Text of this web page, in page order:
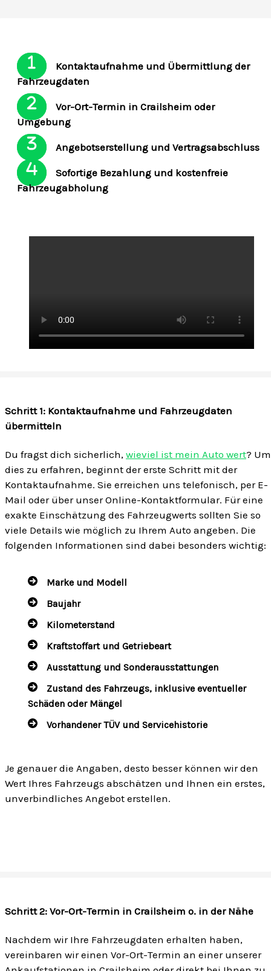
Kontaktaufnahme und Übermittlung der
Fahrzeugdaten
Vor-Ort-Termin in Crailsheim oder
Umgebung
Angebotserstellung und Vertragsabschluss
Sofortige Bezahlung und kostenfreie
Fahrzeugabholung
Schritt 1: Kontaktaufnahme und Fahrzeugdaten
übermitteln
Du fragst dich sicherlich, wieviel ist mein Auto wert? Um
dies zu erfahren, beginnt der erste Schritt mit der
Kontaktaufnahme. Sie erreichen uns telefonisch, per E-
Mail oder über unser Online-Kontaktformular. Für eine
exakte Einschätzung des Fahrzeugwerts sollten Sie so
viele Details wie möglich zu Ihrem Auto angeben. Die
folgenden Informationen sind dabei besonders wichtig:
Marke und Modell
Baujahr
Kilometerstand
Kraftstoffart und Getriebeart
Ausstattung und Sonderausstattungen
Zustand des Fahrzeugs, inklusive eventueller
Schäden oder Mängel
Vorhandener TÜV und Servicehistorie
Je genauer die Angaben, desto besser können wir den
Wert Ihres Fahrzeugs abschätzen und Ihnen ein erstes,
unverbindliches Angebot erstellen.
Schritt 2: Vor-Ort-Termin in Crailsheim o. in der Nähe
Nachdem wir Ihre Fahrzeugdaten erhalten haben,
vereinbaren wir einen Vor-Ort-Termin an einer unserer